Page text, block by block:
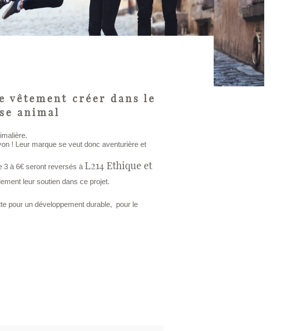
vêtement créer dans le
animal
! Leur marque se veut donc aventurière et
3 à 6€ seront reversés à L214 Ethique et
leur soutien dans ce projet.
pour un développement durable, pour le